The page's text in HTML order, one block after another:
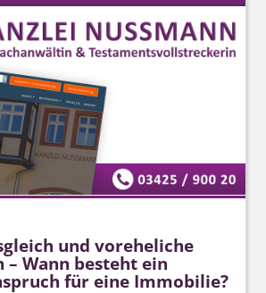
und voreheliche
Wann besteht ein
für eine Immobilie?